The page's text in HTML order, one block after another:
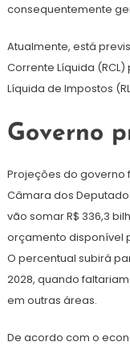
consequentemente
Atualmente, está
Corrente Líquida
Líquida de Impostos
Governo
Projeções do
Câmara dos
vão somar R$ 336,3
orçamento disponível
O percentual subirá
2028, quando
em outras áreas.
De acordo com o